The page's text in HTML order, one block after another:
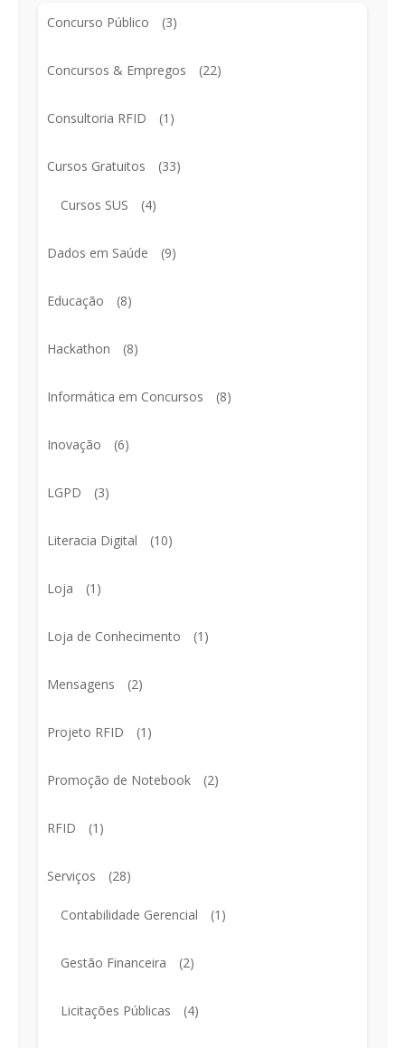
Concurso Público (3)
Concursos & Empregos (22)
Consultoria RFID (1)
Cursos Gratuitos (33)
Cursos SUS (4)
Dados em Saúde (9)
Educação (8)
Hackathon (8)
Informática em Concursos (8)
Inovação (6)
LGPD (3)
Literacia Digital (10)
Loja (1)
Loja de Conhecimento (1)
Mensagens (2)
Projeto RFID (1)
Promoção de Notebook (2)
RFID (1)
Serviços (28)
Contabilidade Gerencial (1)
Gestão Financeira (2)
Licitações Públicas (4)